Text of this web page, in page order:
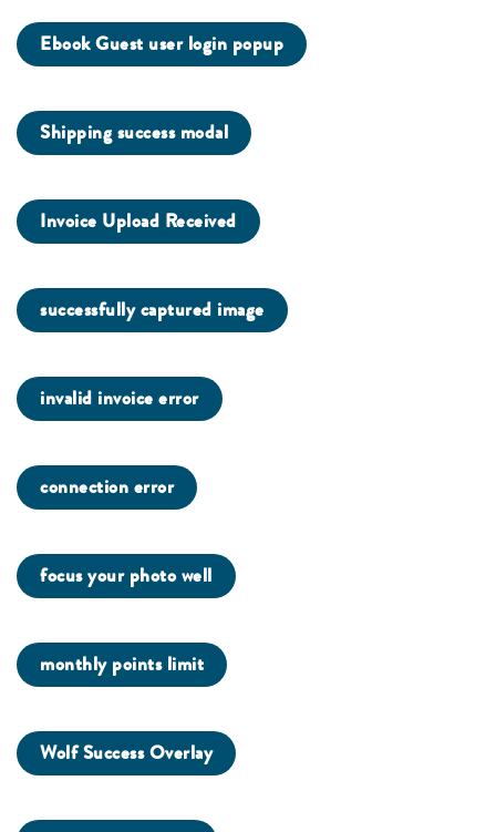
Ebook Guest user login popup
Shipping success modal
Invoice Upload Received
successfully captured image
invalid invoice error
connection error
focus your photo well
monthly points limit
Wolf Success Overlay